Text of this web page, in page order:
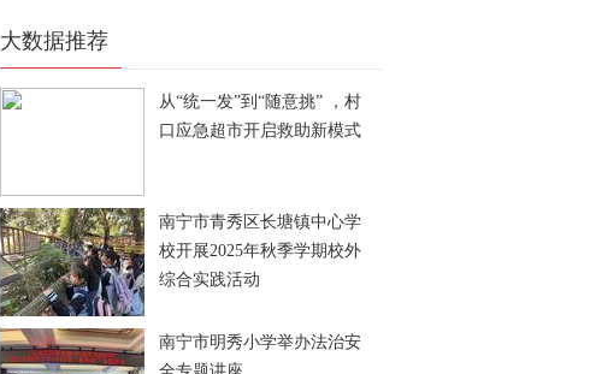
大数据推荐
从“统一发”到“随意挑” ，村
口应急超市开启救助新模式
南宁市青秀区长塘镇中心学
校开展2025年秋季学期校外
综合实践活动
南宁市明秀小学举办法治安